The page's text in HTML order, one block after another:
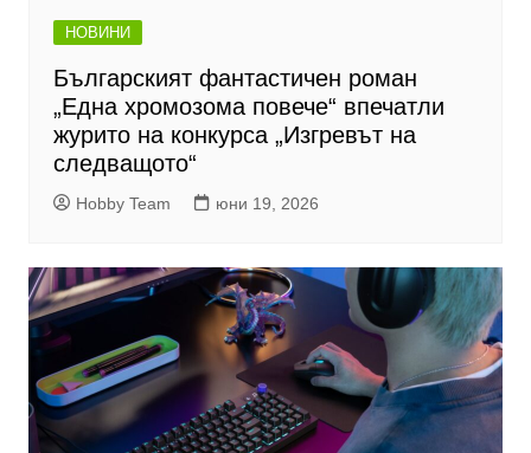
НОВИНИ
Българският фантастичен роман
„Една хромозома повече“ впечатли
журито на конкурса „Изгревът на
следващото“
Hobby Team юни 19, 2026